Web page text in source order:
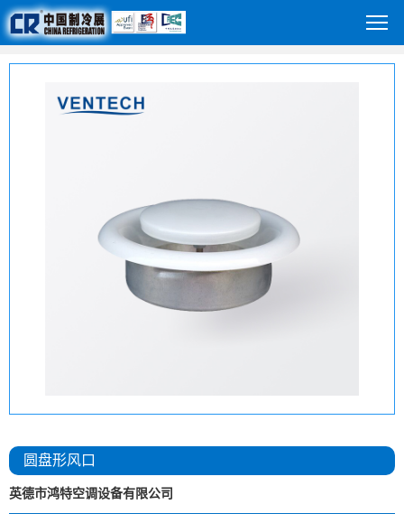
圆盘形风口
英德市鸿特空调设备有限公司